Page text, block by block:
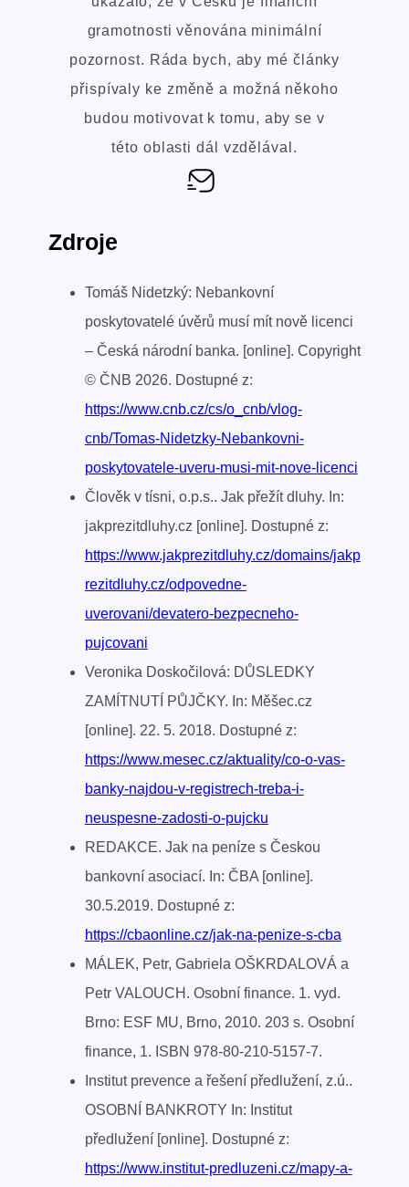
gramotnosti věnována minimální
pozornost. Ráda bych, aby mé články
přispívaly ke změně a možná někoho
budou motivovat k tomu, aby se v
této oblasti dál vzdělával.
Zdroje
Tomáš Nidetzký: Nebankovní
poskytovatelé úvěrů musí mít nově licenci
– Česká národní banka. [online]. Copyright
© ČNB 2026. Dostupné z:
https://www.cnb.cz/cs/o_cnb/vlog-
cnb/Tomas-Nidetzky-Nebankovni-
poskytovatele-uveru-musi-mit-nove-licenci
Člověk v tísni, o.p.s.. Jak přežít dluhy. In:
jakprezitdluhy.cz [online]. Dostupné z:
https://www.jakprezitdluhy.cz/domains/jakp
rezitdluhy.cz/odpovedne-
uverovani/devatero-bezpecneho-
pujcovani
Veronika Doskočilová: DŮSLEDKY
ZAMÍTNUTÍ PŮJČKY. In: Měšec.cz
[online]. 22. 5. 2018. Dostupné z:
https://www.mesec.cz/aktuality/co-o-vas-
banky-najdou-v-registrech-treba-i-
neuspesne-zadosti-o-pujcku
REDAKCE. Jak na peníze s Českou
bankovní asociací. In: ČBA [online].
30.5.2019. Dostupné z:
https://cbaonline.cz/jak-na-penize-s-cba
MÁLEK, Petr, Gabriela OŠKRDALOVÁ a
Petr VALOUCH. Osobní finance. 1. vyd.
Brno: ESF MU, Brno, 2010. 203 s. Osobní
finance, 1. ISBN 978-80-210-5157-7.
Institut prevence a řešení předlužení, z.ú..
OSOBNÍ BANKROTY In: Institut
předlužení [online]. Dostupné z:
https://www.institut-predluzeni.cz/mapy-a-